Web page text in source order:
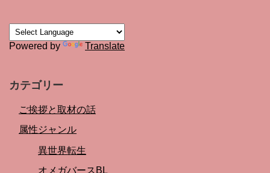
Powered by Translate
カテゴリー
ご挨拶と取材の話
属性ジャンル
異世界転生
オメガバースBL